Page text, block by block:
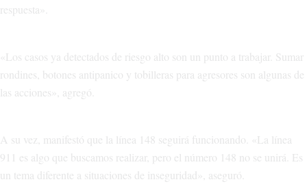
respuesta».
«Los casos ya detectados de riesgo alto son un punto a trabajar. Sumar
rondines, botones antipanico y tobilleras para agresores son algunas de
las acciones», agregó.
A su vez, manifestó que la línea 148 seguirá funcionando. «La línea
911 es algo que buscamos realizar, pero el número 148 no se unirá. Es
un tema diferente a situaciones de inseguridad», aseguró.